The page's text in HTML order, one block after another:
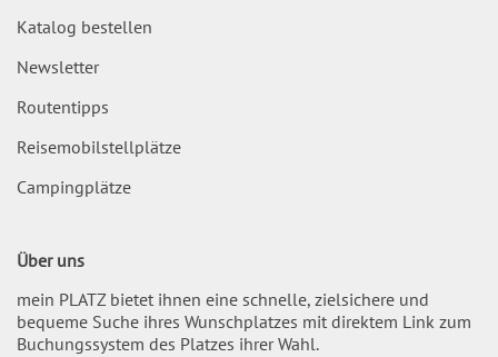
Katalog bestellen
Newsletter
Routentipps
Reisemobilstellplätze
Campingplätze
Über uns
mein PLATZ bietet ihnen eine schnelle, zielsichere und
bequeme Suche ihres Wunschplatzes mit direktem Link zum
Buchungssystem des Platzes ihrer Wahl.